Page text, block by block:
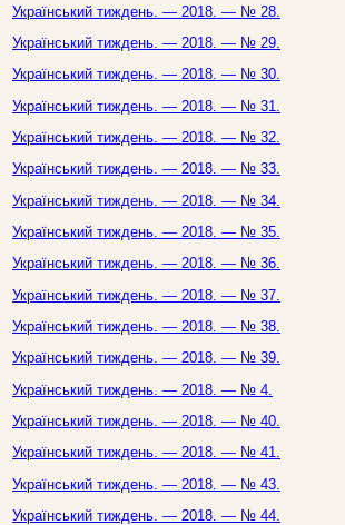
Український тиждень. — 2018. — № 28.
Український тиждень. — 2018. — № 29.
Український тиждень. — 2018. — № 30.
Український тиждень. — 2018. — № 31.
Український тиждень. — 2018. — № 32.
Український тиждень. — 2018. — № 33.
Український тиждень. — 2018. — № 34.
Український тиждень. — 2018. — № 35.
Український тиждень. — 2018. — № 36.
Український тиждень. — 2018. — № 37.
Український тиждень. — 2018. — № 38.
Український тиждень. — 2018. — № 39.
Український тиждень. — 2018. — № 4.
Український тиждень. — 2018. — № 40.
Український тиждень. — 2018. — № 41.
Український тиждень. — 2018. — № 43.
Український тиждень. — 2018. — № 44.